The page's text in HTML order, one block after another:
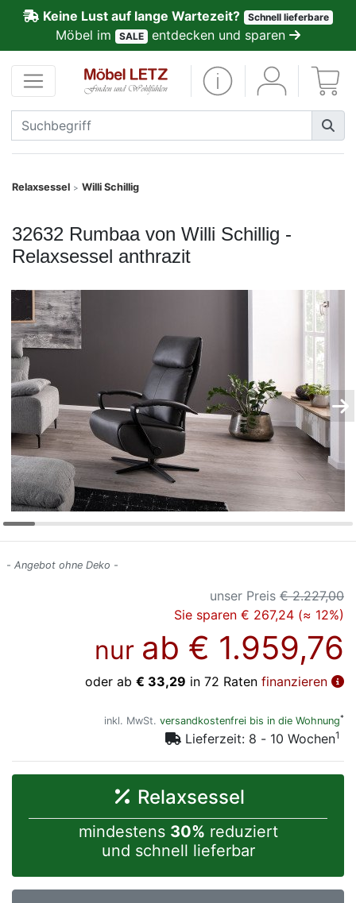
Keine Lust auf lange Wartezeit? Schnell lieferbare
Möbel im SALE entdecken und sparen
Relaxsessel > Willi Schillig
32632 Rumbaa von Willi Schillig -
Relaxsessel anthrazit
- Angebot ohne Deko -
unser Preis € 2.227,00
Sie sparen € 267,24 (≈ 12%)
nur ab € 1.959,76
oder ab € 33,29 in 72 Raten finanzieren
inkl. MwSt. versandkostenfrei bis in die Wohnung*
Lieferzeit: 8 - 10 Wochen1
Relaxsessel
mindestens 30% reduziert
und schnell lieferbar
Kundenmeinungen
Anmelden
PREMIUM
Schnell
SALE
Polsterplaner
Möbel-
0%
Finanzierung
Markenwelt
Letz-
Deals